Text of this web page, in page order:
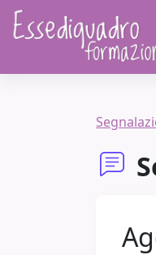
Vai al contenuto